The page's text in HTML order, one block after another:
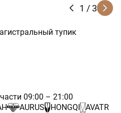
1 / 3
тупик
09:00 – 21:00
AURUS HONGQI
AVATR